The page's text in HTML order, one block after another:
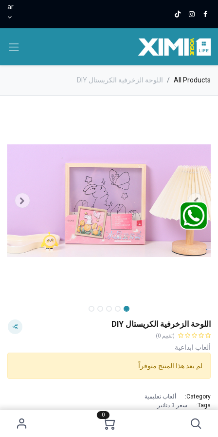
0
ar
All Products اللوحة الزخرفية الكريستال DIY
اللوحة الزخرفية الكريستال DIY
(تقييم 0)
ألعاب ابداعية
لم يعد هذا المنتج متوفراً.
Category:
ألعاب تعليمية
Tags:
سعر 3 دنانير